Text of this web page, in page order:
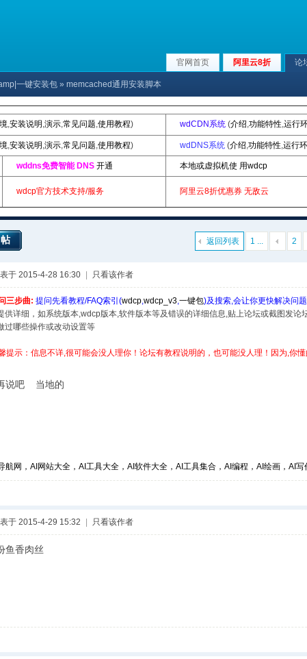
官网首页 阿里云8折 论
一键安装包 » memcached通用安装脚本
,安装说明 ,演示,常见问题,使用教程) wdCDN系统 (介绍,功能特性,运行
,安装说明 ,演示,常见问题,使用教程) wdDNS系统 (介绍,功能特性,运行
wddns免费智能 DNS 开通 本地或虚拟机使 用wdcp
wdcp官方技术支持/服务 阿里云8折优惠券 无敌云
1 ... 2
返回列表
于 2015-4-28 16:30 只看该作者
三步曲: 提问先看教程/FAQ索引(wdcp,wdcp_v3,一键包)及搜索,会让你更快解决问题
供详细，如系统版本,wdcp版本,软件版本等及错误的详细信息,贴上论坛或截图发论
过哪些操作或改动设置等
提示：信息不详,很可能会没人理你！论坛有教程说明的，也可能没人理！因为,你懂
说吧 当地的
航网，AI网站大全，AI工具大全，AI软件大全，AI工具集合，AI编程，AI绘画，AI
于 2015-4-29 15:32 只看该作者
鱼香肉丝